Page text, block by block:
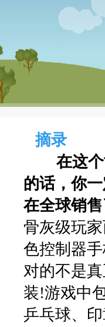
摘录
在这
的话，你
在全球销
骨灰级玩
色控制器
对的不是
装!游戏中
乒乓球、